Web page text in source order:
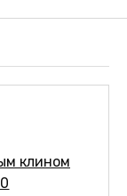
клином